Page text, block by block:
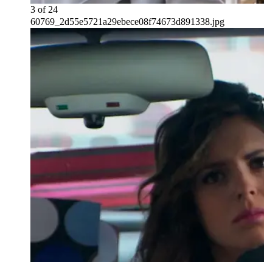
3 of 24
60769_2d55e5721a29ebece08f74673d891338.jpg